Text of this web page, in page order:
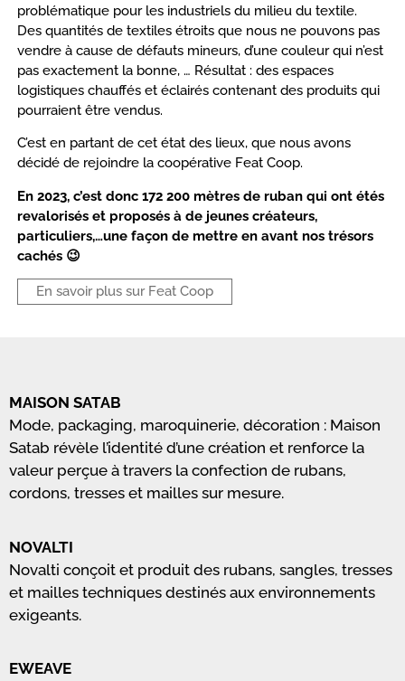
problématique pour les industriels du milieu du textile.
Des quantités de textiles étroits que nous ne pouvons pas
vendre à cause de défauts mineurs, d’une couleur qui n’est
pas exactement la bonne, … Résultat : des espaces
logistiques chauffés et éclairés contenant des produits qui
pourraient être vendus.
C’est en partant de cet état des lieux, que nous avons
décidé de rejoindre la coopérative Feat Coop.
En 2023, c’est donc 172 200 mètres de ruban qui ont étés
revalorisés et proposés à de jeunes créateurs,
particuliers,…une façon de mettre en avant nos trésors
cachés 😉
En savoir plus sur Feat Coop
MAISON SATAB
Mode, packaging, maroquinerie, décoration : Maison
Satab révèle l’identité d’une création et renforce la
valeur perçue à travers la confection de rubans,
cordons, tresses et mailles sur mesure.
NOVALTI
Novalti conçoit et produit des rubans, sangles, tresses
et mailles techniques destinés aux environnements
exigeants.
EWEAVE